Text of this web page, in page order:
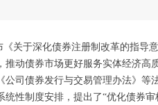
关于深化债券注册制改革的指导
动债券市场更好服务实体经济高
司债券发行与交易管理办法》等
性制度安排，提出了“优化债券